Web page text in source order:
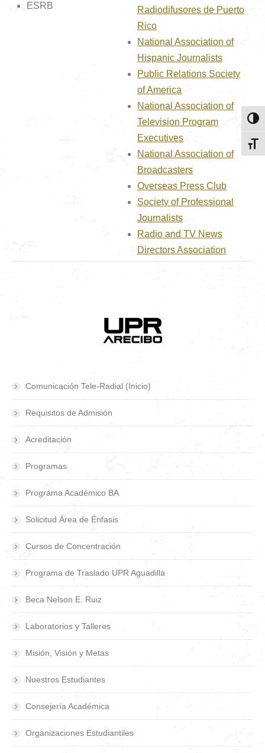
ESRB
Radiodifusores de Puerto
Rico
National Association of
Hispanic Journalists
Public Relations Society
of America
National Association of
Television Program
Executives
National Association of
Broadcasters
Overseas Press Club
Society of Professional
Journalists
Radio and TV News
Directors Association
Comunicación Tele-Radial (Inicio)
Requisitos de Admisión
Acreditación
Programas
Programa Académico BA
Solicitud Área de Énfasis
Cursos de Concentración
Programa de Traslado UPR Aguadilla
Beca Nelson E. Ruiz
Laboratorios y Talleres
Misión, Visión y Metas
Nuestros Estudiantes
Consejería Académica
Organizaciones Estudiantiles